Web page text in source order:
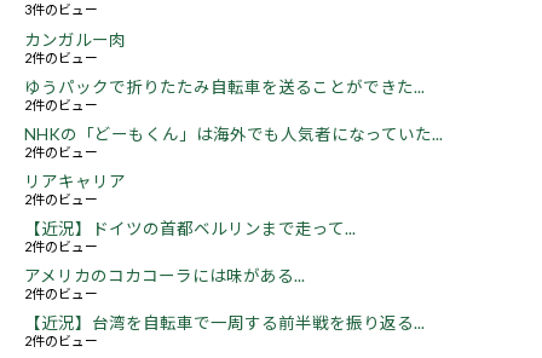
3件のビュー
カンガルー肉
2件のビュー
ゆうパックで折りたたみ自転車を送ることができた...
2件のビュー
NHKの「どーもくん」は海外でも人気者になっていた...
2件のビュー
リアキャリア
2件のビュー
【近況】ドイツの首都ベルリンまで走って...
2件のビュー
アメリカのコカコーラには味がある...
2件のビュー
【近況】台湾を自転車で一周する前半戦を振り返る...
2件のビュー